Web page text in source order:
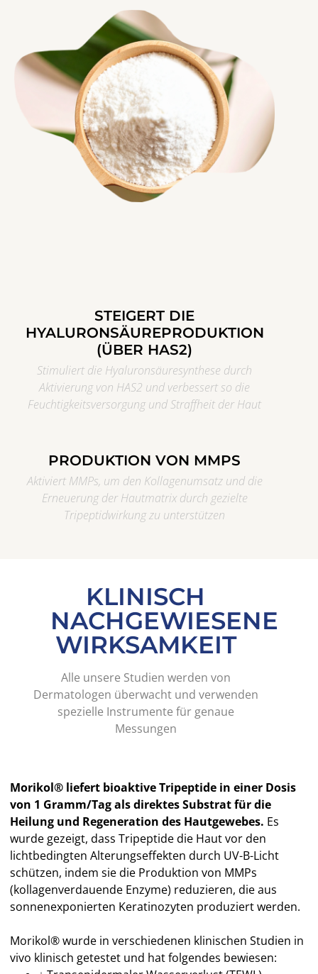
STEIGERT DIE
HYALURONSÄUREPRODUKTION
(ÜBER HAS2)
Stimuliert die Hyaluronsäuresynthese durch
Aktivierung von HAS2 und verbessert so die
Feuchtigkeitsversorgung und Straffheit der Haut
PRODUKTION VON MMPS
Aktiviert MMPs, um den Kollagenumsatz und die
Erneuerung der Hautmatrix durch gezielte
Tripeptidwirkung zu unterstützen
KLINISCH
NACHGEWIESENE
WIRKSAMKEIT
Alle unsere Studien werden von
Dermatologen überwacht und verwenden
spezielle Instrumente für genaue
Messungen
Morikol® liefert bioaktive Tripeptide in einer Dosis
von 1 Gramm/Tag als direktes Substrat für die
Heilung und Regeneration des Hautgewebes. Es
wurde gezeigt, dass Tripeptide die Haut vor den
lichtbedingten Alterungseffekten durch UV-B-Licht
schützen, indem sie die Produktion von MMPs
(kollagenverdauende Enzyme) reduzieren, die aus
sonnenexponierten Keratinozyten produziert werden.
Morikol® wurde in verschiedenen klinischen Studien in
vivo klinisch getestet und hat folgendes bewiesen: